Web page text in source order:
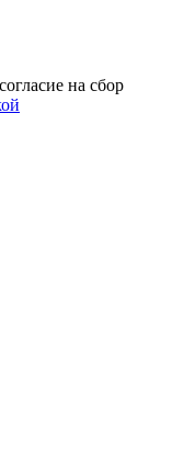
на сбор